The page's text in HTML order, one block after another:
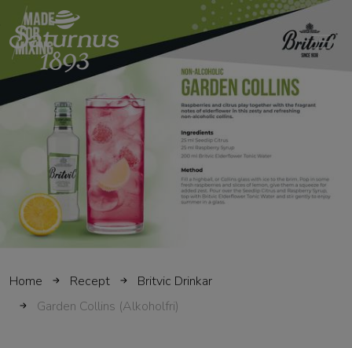
SKIP TO MAIN CONTENT
Home Recept
Britvic Drinkar
Garden Collins (Alkoholfri)